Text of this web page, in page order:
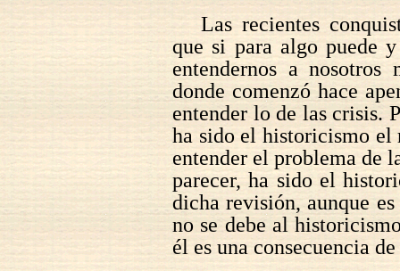
Las recientes
que si para algo puede
entendernos a
donde comenzó hace
entender lo de las crisis.
ha sido el historicismo el
entender el problema de
parecer, ha sido el
dicha revisión, aunque
no se debe al
él es una consecuencia